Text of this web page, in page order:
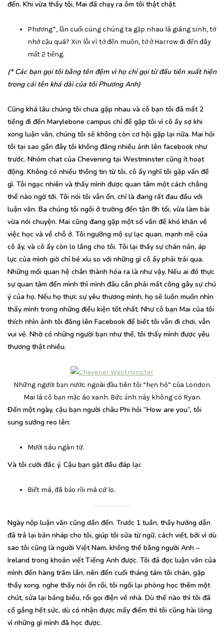
đến. Khi vừa thấy tôi, Mai đã chạy ra ôm tôi thật chặt:
Phương*, lần cuối cùng chúng ta gặp nhau là giáng sinh, tớ
nhớ cậu quá? Xin lỗi vì tớ đến muộn, tớ ở Harrow đi đến đây
mất 2 tiếng.
(* Các bạn gọi tôi bằng tên đệm vì họ chỉ gọi từ đầu tiên xuất hiện
trong cái tên khá dài của tôi Phương Anh)
Cũng khá lâu chúng tôi chưa gặp nhau và cô bạn tôi đã mất 2
tiếng đi đến Marylebone campus chỉ để gặp tôi vì cô ấy sợ khi
xong luận văn, chúng tôi sẽ không còn cơ hội gặp lại nữa. Mai hỏi
tôi tại sao gần đây tôi không đăng nhiều ảnh lên facebook như
trước. Nhóm chat của Chevening tại Westminster cũng ít hoạt
động. Không có nhiều thông tin từ tôi, cô ấy nghĩ tôi gặp vấn đề
gì. Tôi ngạc nhiên và thấy mình được quan tâm một cách chẳng
thể nào ngờ tới. Tôi nói tôi vẫn ổn, chỉ là đang rất đau đầu với
luận văn. Ba chúng tôi ngồi ở trường đến tận 8h tối, vừa làm bài
vừa nói chuyện. Mai cũng đang gặp một số vấn đề khó khăn về
việc học và về chỗ ở. Tôi ngưỡng mộ sự lạc quan, mạnh mẽ của
cô ấy, và cô ấy còn lo lắng cho tôi. Tôi lại thấy sự chán nản, áp
lực của mình giờ chỉ bé xíu so với những gì cô ấy phải trải qua.
Những mối quan hệ chân thành hóa ra là như vậy. Nếu ai đó thực
sự quan tâm đến mình thì mình đâu cần phải mất công gây sự chú
ý của họ. Nếu họ thực sự yêu thương mình, họ sẽ luôn muốn nhìn
thấy mình trong những điều kiện tốt nhất. Như cô bạn Mai của tôi
thích nhìn ảnh tôi đăng lên Facebook để biết tôi vẫn đi chơi, vẫn
vui vẻ. Nhờ có những người bạn như thế, tôi thấy mình được yêu
thương thật nhiều.
Những người bạn nước ngoài đầu tiên tôi “hẹn hò” của London.
Mai là cô bạn mặc áo xanh. Bức ảnh này không có Ryan.
Đến một ngày, cậu bạn người châu Phi hỏi “How are you”, tôi
sung sướng reo lên:
Mười sáu ngàn từ.
Và tôi cười đắc ý. Cậu bạn gật đầu đáp lại:
Biết mà, đã bảo rồi mà cứ lo.
Ngày nộp luận văn cũng dần đến. Trước 1 tuần, thầy hướng dẫn
đã trả lại bản nháp cho tôi, giúp tôi sửa từ ngữ, cách viết, bởi vì dù
sao tôi cũng là người Việt Nam, không thể bằng người Anh –
Ireland trong khoản viết Tiếng Anh được. Tôi đã đọc luận văn của
mình đến hàng trăm lần, nên đến cuối tháng tám tôi chán, gặp
thầy xong, nghe thấy nói ổn rồi, tôi ngồi lại phòng học thêm một
chút, sửa lại bảng biểu, rồi gọi điện về nhà. Dù thế nào thì tôi đã
cố gắng hết sức, dù có nhận được mấy điểm thì tôi cũng hài lòng
vì những gì mình đã học được.